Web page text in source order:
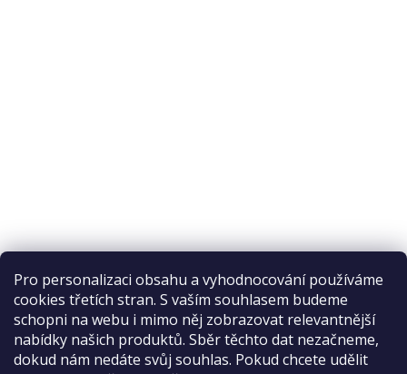
Pro personalizaci obsahu a vyhodnocování používáme
cookies třetích stran. S vaším souhlasem budeme
schopni na webu i mimo něj zobrazovat relevantnější
nabídky našich produktů. Sběr těchto dat nezačneme,
dokud nám nedáte svůj souhlas. Pokud chcete udělit
Recenze na Habeo.cz